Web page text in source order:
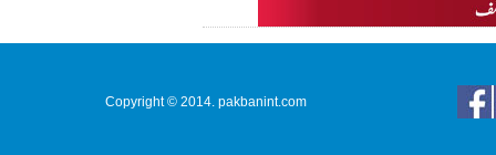
Copyright © 2014. pakbanint.com